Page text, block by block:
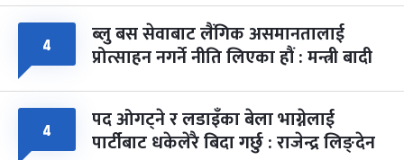
४ ब्लु बस सेवाबाट लैंगिक असमानतालाई
प्रोत्साहन नगर्ने नीति लिएका हौं : मन्त्री बादी
४ पद ओगट्ने र लडाइँका बेला भाग्नेलाई
पार्टीबाट धकेलेरै बिदा गर्छु : राजेन्द्र लिङ्देन